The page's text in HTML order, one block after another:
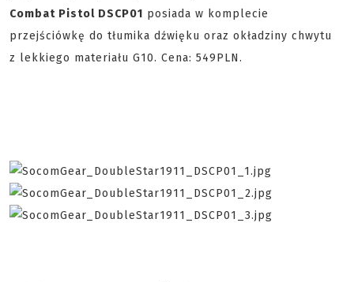
Combat Pistol DSCP01 posiada w komplecie
przejściówkę do tłumika dźwięku oraz okładziny chwytu
z lekkiego materiału G10. Cena: 549PLN.